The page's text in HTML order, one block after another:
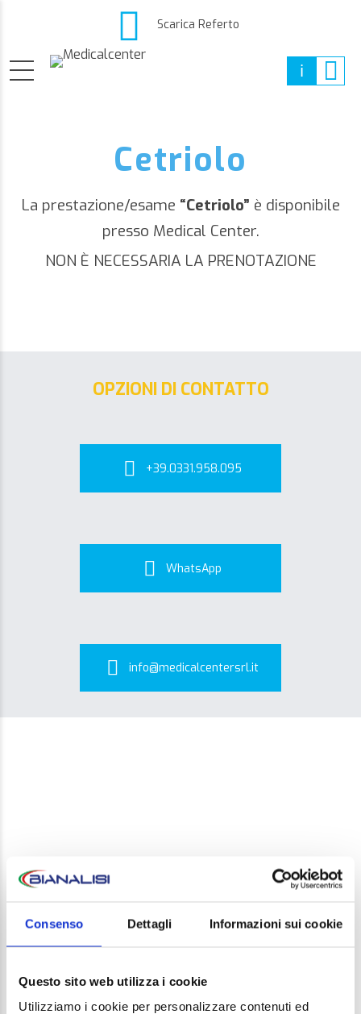
Consenso Dettagli Informazioni sui cookie
Questo sito web utilizza i cookie
Utilizziamo i cookie per personalizzare contenuti ed
Scarica Referto
Cetriolo
La prestazione/esame “Cetriolo” è disponibile
presso Medical Center.
NON È NECESSARIA LA PRENOTAZIONE
OPZIONI DI CONTATTO
+39.0331.958.095
WhatsApp
info@medicalcentersrl.it
LEAVE A REPLY
Your email address will not be published. Required
Comment